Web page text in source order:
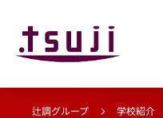
辻調グループ 学校紹介